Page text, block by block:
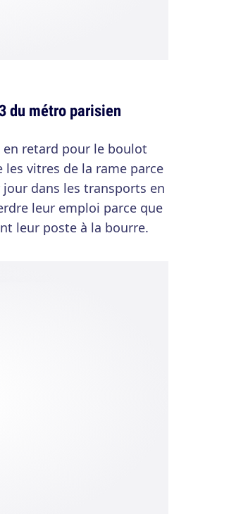
du métro parisien
retard pour le boulot
vitres de la rame parce
dans les transports en
leur emploi parce que
leur poste à la bourre.